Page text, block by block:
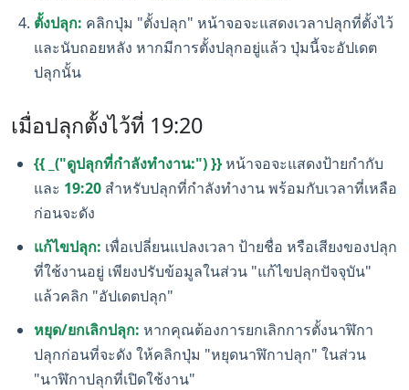
ตั้งปลุก: คลิกปุ่ม "ตั้งปลุก" หน้าจอจะแสดงเวลาปลุกที่ตั้งไว้
และนับถอยหลัง หากมีการตั้งปลุกอยู่แล้ว ปุ่มนี้จะอัปเดต
ปลุกนั้น
เมื่อปลุกตั้งไว้ที่ 19:20
{{ _("ดูปลุกที่กำลังทำงาน:") }}หน้าจอจะแสดงป้ายกำกับ
และ 19:20 สำหรับปลุกที่กำลังทำงาน พร้อมกับเวลาที่เหลือ
ก่อนจะดัง
แก้ไขปลุก: เพื่อเปลี่ยนแปลงเวลา ป้ายชื่อ หรือเสียงของปลุก
ที่ใช้งานอยู่ เพียงปรับข้อมูลในส่วน "แก้ไขปลุกปัจจุบัน"
แล้วคลิก "อัปเดตปลุก"
หยุด/ยกเลิกปลุก: หากคุณต้องการยกเลิกการตั้งนาฬิกา
ปลุกก่อนที่จะดัง ให้คลิกปุ่ม "หยุดนาฬิกาปลุก" ในส่วน
"นาฬิกาปลุกที่เปิดใช้งาน"